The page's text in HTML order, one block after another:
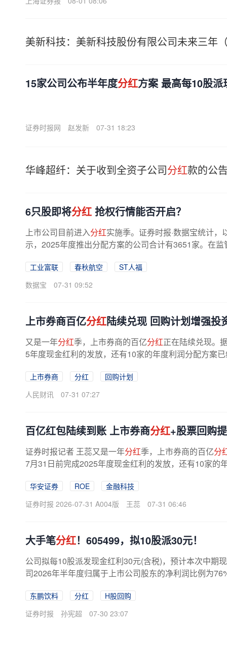
美新科技：美新科技股份有限公司未来三年
15家公司公布半年度分红方案 最高每10股派
证券时报网 赵发新 07-31 18:23
华峰超纤：关于收到全资子公司分红款的公
6只股即将分红 抢权行情能否开启？
上市公司目前进入分红实施季。证券时报·数据宝统计
示，2025年度推出分配方案的公司合计有3651家。在
工业富联 春秋航空
ST人福
数据宝
07-31 09:52
上市券商百亿分红陆续兑现 回购计划增强投
又是一年分红季，上市券商的百亿分红正在陆续兑现。
5年度现金红利的发放，还有10家的年度利润分配方案
上市券商 分红
回购计划
人民财讯
07-31 07:27
百亿红包陆续到账 上市券商分红+股票回购
证券时报记者 王蕊又是一年分红季，上市券商的百亿分
7月31日前完成2025年度现金红利的发放，还有10家的
华安证券 ROE
金融科技
证券时报 2026-07-31 A004版
王蕊 07-31 06:46
大手笔分红！605499，拟10股派30元！
公司拟每10股派发现金红利30元(含税)，预计本次中期
司2026年半年度归属于上市公司股东的净利润比例为
东鹏饮料 分红
H股回购
证券时报
孙宪超 07-30 23:07